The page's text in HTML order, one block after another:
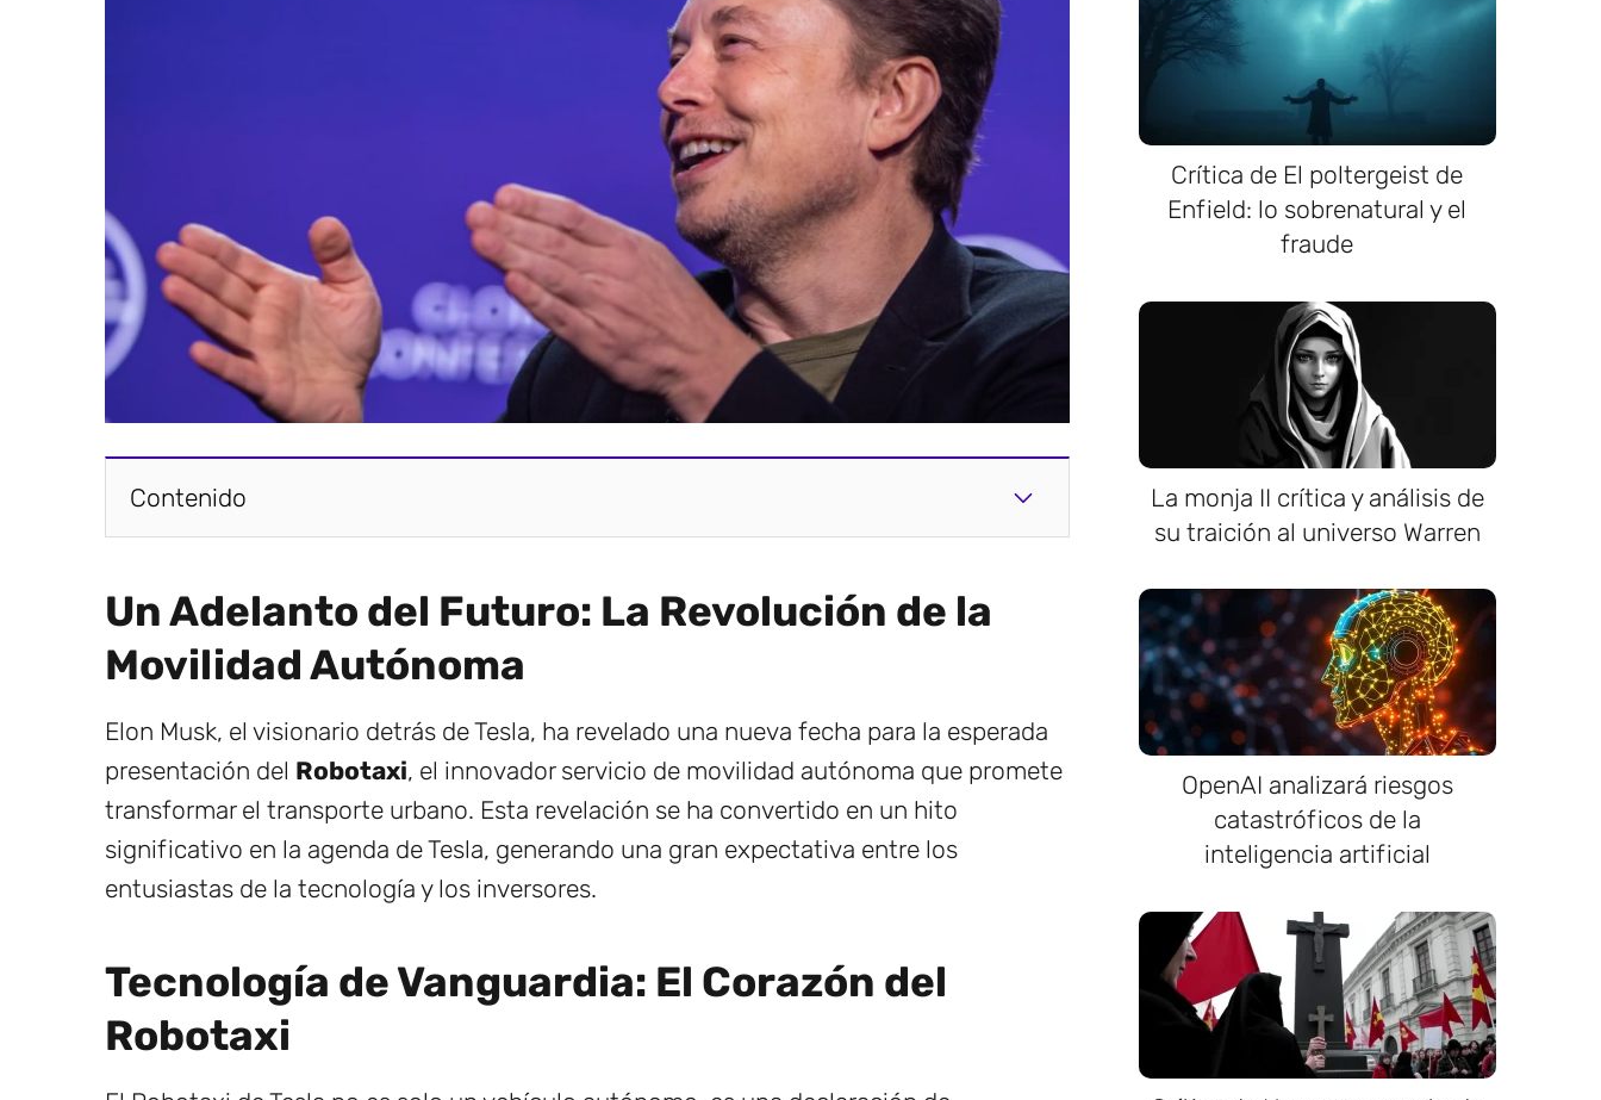
Contenido
Un Adelanto del Futuro: La Revolución de la
Movilidad Autónoma
Elon Musk, el visionario detrás de Tesla, ha revelado una nueva fecha para la esperada
presentación del Robotaxi, el innovador servicio de movilidad autónoma que promete
transformar el transporte urbano. Esta revelación se ha convertido en un hito
significativo en la agenda de Tesla, generando una gran expectativa entre los
entusiastas de la tecnología y los inversores.
Tecnología de Vanguardia: El Corazón del
Robotaxi
Crítica de El poltergeist de
Enfield: lo sobrenatural y el
fraude
La monja II crítica y análisis de
su traición al universo Warren
OpenAI analizará riesgos
catastróficos de la
inteligencia artificial